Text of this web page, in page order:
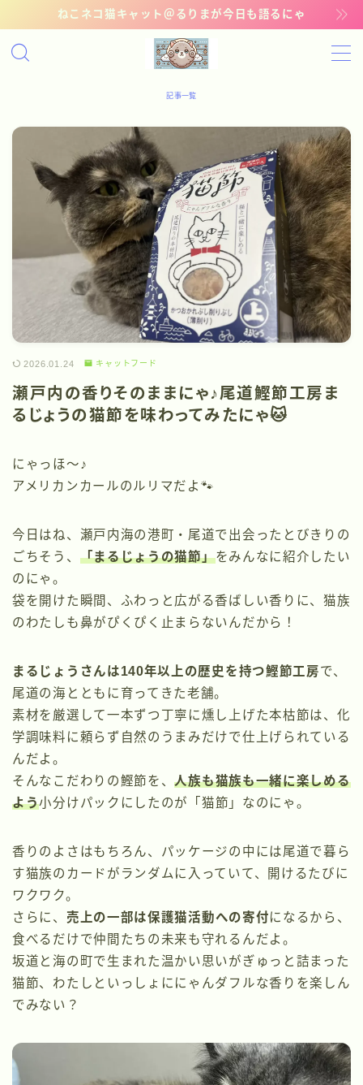
ねこネコ猫キャット＠るりまが今日も語るにゃ
MENU
管理猫ギャラリー
お問い合わせ
記事一覧
2026.01.24 キャットフード
瀬戸内の香りそのままにゃ♪尾道鰹節工房ま
るじょうの猫節を味わってみたにゃ🐱
にゃっほ〜♪
アメリカンカールのルリマだよ🐾
今日はね、瀬戸内海の港町・尾道で出会ったとびきりの
ごちそう、 「まるじょうの猫節」をみんなに紹介したい
のにゃ。
袋を開けた瞬間、ふわっと広がる香ばしい香りに、猫族
のわたしも鼻がぴくぴく止まらないんだから！
まるじょうさんは140年以上の歴史を持つ鰹節工房で、
尾道の海とともに育ってきた老舗。
素材を厳選して一本ずつ丁寧に燻し上げた本枯節は、化
学調味料に頼らず自然のうまみだけで仕上げられている
んだよ。
そんなこだわりの鰹節を、人族も猫族も一緒に楽しめる
よう小分けパックにしたのが「猫節」なのにゃ。
香りのよさはもちろん、パッケージの中には尾道で暮ら
す猫族のカードがランダムに入っていて、開けるたびに
ワクワク。
さらに、 売上の一部は保護猫活動への寄付になるから、
食べるだけで仲間たちの未来も守れるんだよ。
坂道と海の町で生まれた温かい思いがぎゅっと詰まった
猫節、わたしといっしょににゃんダフルな香りを楽しん
でみない？